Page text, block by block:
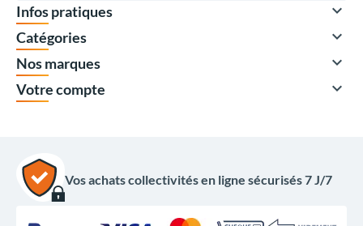
Infos pratiques 
Catégories 
Nos marques 
Votre compte 
Vos achats collectivités en ligne sécurisés 7 J/7